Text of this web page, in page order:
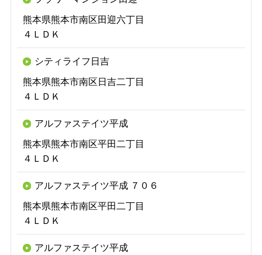
熊本県熊本市南区田迎六丁目
４ＬＤＫ
シティライフ日吉
熊本県熊本市南区日吉二丁目
４ＬＤＫ
アルファステイツ平成
熊本県熊本市南区平田二丁目
４ＬＤＫ
アルファステイツ平成 ７０６
熊本県熊本市南区平田二丁目
４ＬＤＫ
アルファステイツ平成